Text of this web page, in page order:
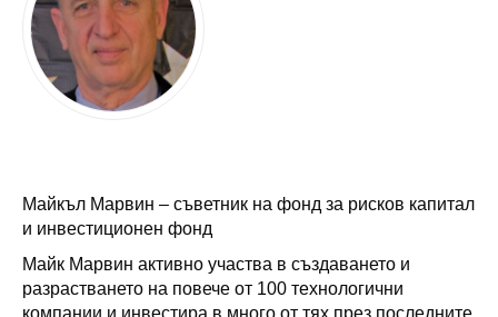
Майкъл Марвин – съветник на фонд за рисков капитал
и инвестиционен фонд
Майк Марвин активно участва в създаването и
разрастването на повече от 100 технологични
компании и инвестира в много от тях през последните